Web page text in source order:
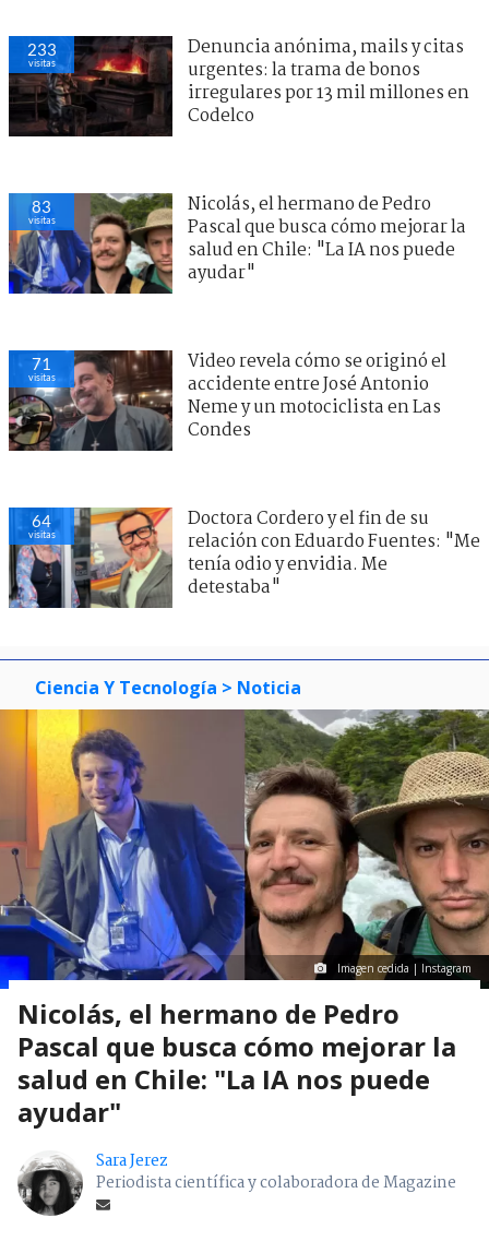
233
visitas
Denuncia anónima, mails y citas
urgentes: la trama de bonos
irregulares por 13 mil millones en
Codelco
83
visitas
Nicolás, el hermano de Pedro
Pascal que busca cómo mejorar la
salud en Chile: "La IA nos puede
ayudar"
71
visitas
Video revela cómo se originó el
accidente entre José Antonio
Neme y un motociclista en Las
Condes
64
visitas
Doctora Cordero y el fin de su
relación con Eduardo Fuentes: "Me
tenía odio y envidia. Me
detestaba"
Ciencia Y Tecnología > Noticia
Imagen cedida | Instagram
Nicolás, el hermano de Pedro
Pascal que busca cómo mejorar la
salud en Chile: "La IA nos puede
ayudar"
Sara Jerez
Periodista científica y colaboradora de Magazine